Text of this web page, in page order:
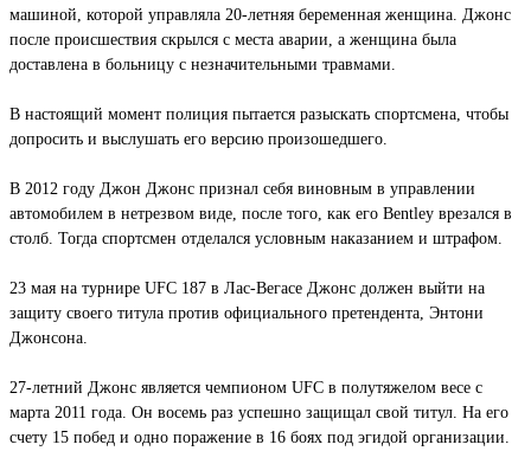
машиной, которой управляла 20-летняя беременная женщина. Джонс
после происшествия скрылся с места аварии, а женщина была
доставлена в больницу с незначительными травмами.
В настоящий момент полиция пытается разыскать спортсмена, чтобы
допросить и выслушать его версию произошедшего.
В 2012 году Джон Джонс признал себя виновным в управлении
автомобилем в нетрезвом виде, после того, как его Bentley врезался в
столб. Тогда спортсмен отделался условным наказанием и штрафом.
23 мая на турнире UFC 187 в Лас-Вегасе Джонс должен выйти на
защиту своего титула против официального претендента, Энтони
Джонсона.
27-летний Джонс является чемпионом UFC в полутяжелом весе с
марта 2011 года. Он восемь раз успешно защищал свой титул. На его
счету 15 побед и одно поражение в 16 боях под эгидой организации.